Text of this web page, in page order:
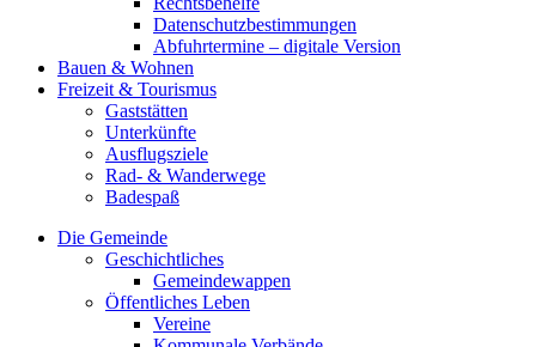
Datenschutzbestimmungen
Abfuhrtermine – digitale Version
Bauen & Wohnen
Freizeit & Tourismus
Gaststätten
Unterkünfte
Ausflugsziele
Rad- & Wanderwege
Badespaß
Die Gemeinde
Geschichtliches
Gemeindewappen
Öffentliches Leben
Vereine